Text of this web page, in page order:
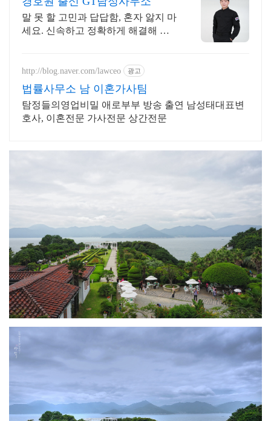
말 못 할 고민과 답답함, 혼자 앓지 마
세요. 신속하고 정확하게 해결해 드
http://blog.naver.com/lawceo 광고
법률사무소 남 이혼가사팀
탐정들의영업비밀 애로부부 방송 출연 남성태대표변
호사, 이혼전문 가사전문 상간전문